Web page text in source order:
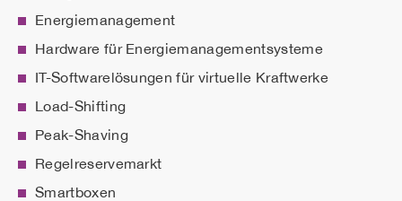
Energiemanagement
Hardware für Energiemanagementsysteme
IT-Softwarelösungen für virtuelle Kraftwerke
Load-Shifting
Peak-Shaving
Regelreservemarkt
Smartboxen